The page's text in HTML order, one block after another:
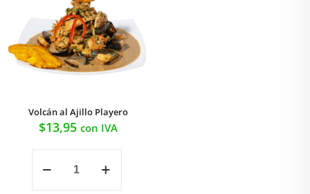
Volcán al Ajillo Playero
$13,95 con IVA